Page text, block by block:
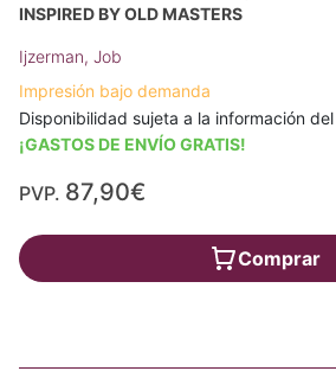
INSPIRED BY OLD MASTERS
Ijzerman, Job
Impresión bajo demanda
Disponibilidad sujeta a la información
¡GASTOS DE ENVÍO GRATIS!
PVP. 87,90€
Comprar